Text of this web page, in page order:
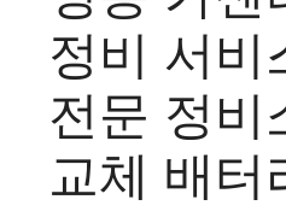
정비 서비
전문 정비
교체 배터